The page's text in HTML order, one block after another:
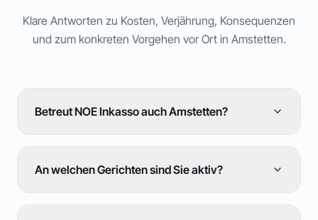
Klare Antworten zu Kosten, Verjährung, Konsequenzen
und zum konkreten Vorgehen vor Ort in Amstetten.
Betreut NOE Inkasso auch Amstetten?
An welchen Gerichten sind Sie aktiv?